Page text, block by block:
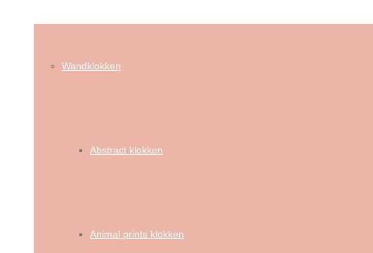
Wandklokken
Abstract klokken
Animal prints klokken